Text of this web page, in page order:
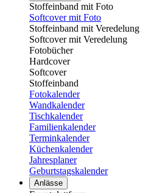
Stoffeinband mit Foto
Softcover mit Foto
Stoffeinband mit Veredelung
Softcover mit Veredelung
Fotobücher
Hardcover
Softcover
Stoffeinband
Fotokalender
Wandkalender
Tischkalender
Familienkalender
Terminkalender
Küchenkalender
Jahresplaner
Geburtstagskalender
Anlässe